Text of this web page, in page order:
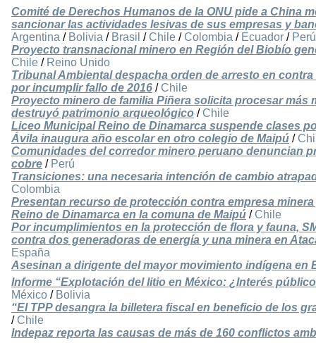
Comité de Derechos Humanos de la ONU pide a China
sancionar las actividades lesivas de sus empresas y
Argentina / Bolivia / Brasil / Chile / Colombia / Ecuador / Perú
Proyecto transnacional minero en Región del Biobío
Chile / Reino Unido
Tribunal Ambiental despacha orden de arresto en
por incumplir fallo de 2016 / Chile
Proyecto minero de familia Piñera solicita procesar más
destruyó patrimonio arqueológico / Chile
Liceo Municipal Reino de Dinamarca suspende clases
Ávila inaugura año escolar en otro colegio de Maipú /
Comunidades del corredor minero peruano denuncian
cobre / Perú
Transiciones: una necesaria intención de cambio
Colombia
Presentan recurso de protección contra empresa
Reino de Dinamarca en la comuna de Maipú / Chile
Por incumplimientos en la protección de flora y fauna,
contra dos generadoras de energía y una minera en
España
Asesinan a dirigente del mayor movimiento indígena en
Informe “Explotación del litio en México: ¿Interés
México / Bolivia
“El TPP desangra la billetera fiscal en beneficio de los
/ Chile
Indepaz reporta las causas de más de 160 conflictos